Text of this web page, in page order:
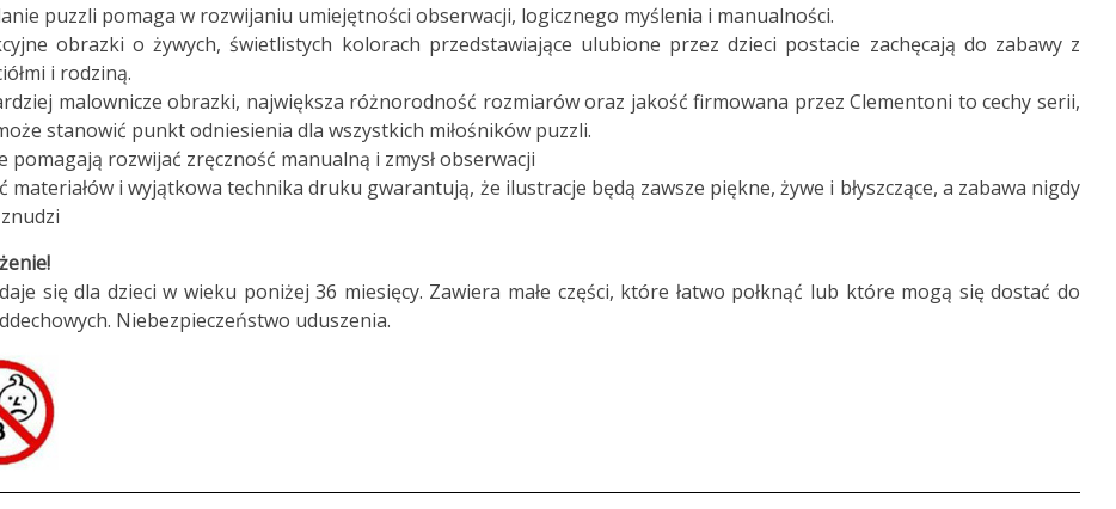
puzzli pomaga w rozwijaniu umiejętności obserwacji, logicznego myślenia i manualności.
obrazki o żywych, świetlistych kolorach przedstawiające ulubione przez dzieci postacie zachęcają do zabawy z
i rodziną.
malownicze obrazki, największa różnorodność rozmiarów oraz jakość firmowana przez Clementoni to cechy serii,
stanowić punkt odniesienia dla wszystkich miłośników puzzli.
pomagają rozwijać zręczność manualną i zmysł obserwacji
materiałów i wyjątkowa technika druku gwarantują, że ilustracje będą zawsze piękne, żywe i błyszczące, a zabawa nigdy
się dla dzieci w wieku poniżej 36 miesięcy. Zawiera małe części, które łatwo połknąć lub które mogą się dostać do
Niebezpieczeństwo uduszenia.